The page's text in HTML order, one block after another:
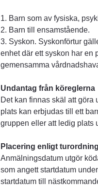
1. Barn som av fysiska,
2. Barn till ensamstående.
3. Syskon. Syskonförtur
enhet där ett syskon har en
gemensamma
Undantag från köreglerna
Det kan finnas skäl att göra
plats kan erbjudas till ett
gruppen eller att ledig plats
Placering enligt turordning
Anmälningsdatum utgör
som angett startdatum
startdatum till